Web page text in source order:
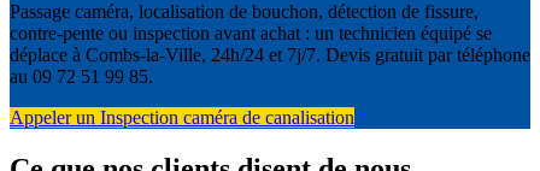
Passage caméra, localisation de bouchon, détection de fissure,
contre-pente ou inspection avant achat : un technicien équipé se
déplace à Combs-la-Ville, 24h/24 et 7j/7. Devis gratuit par téléphone
au 09 72 51 99 85.
Appeler un Inspection caméra de canalisation